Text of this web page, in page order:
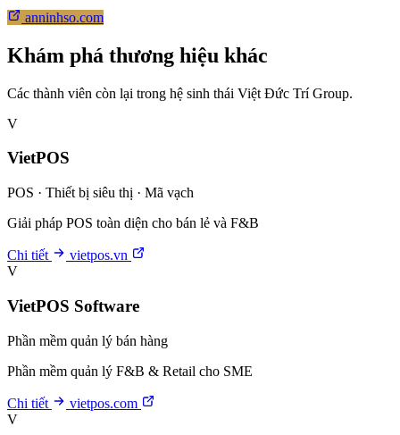
anninhso.com
Khám phá thương hiệu khác
Các thành viên còn lại trong hệ sinh thái Việt Đức Trí Group.
V
VietPOS
POS · Thiết bị siêu thị · Mã vạch
Giải pháp POS toàn diện cho bán lẻ và F&B
Chi tiết
vietpos.vn
V
VietPOS Software
Phần mềm quản lý bán hàng
Phần mềm quản lý F&B & Retail cho SME
Chi tiết
vietpos.com
V